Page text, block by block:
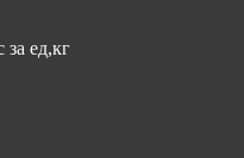
за ед,кг